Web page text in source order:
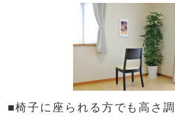
■椅子に座られる方でも高さ